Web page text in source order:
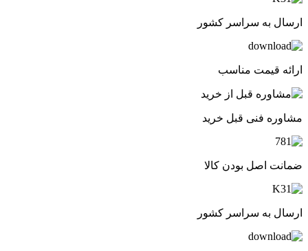
ارسال به سراسر کشور
ارائه قیمت مناسب
مشاوره فنی قبل خرید
ضمانت اصل بودن کالا
ارسال به سراسر کشور